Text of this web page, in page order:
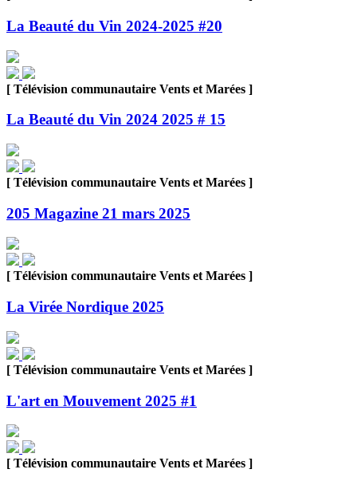
La Beauté du Vin 2024-2025 #20
[ Télévision communautaire Vents et Marées ]
La Beauté du Vin 2024 2025 # 15
[ Télévision communautaire Vents et Marées ]
205 Magazine 21 mars 2025
[ Télévision communautaire Vents et Marées ]
La Virée Nordique 2025
[ Télévision communautaire Vents et Marées ]
L'art en Mouvement 2025 #1
[ Télévision communautaire Vents et Marées ]